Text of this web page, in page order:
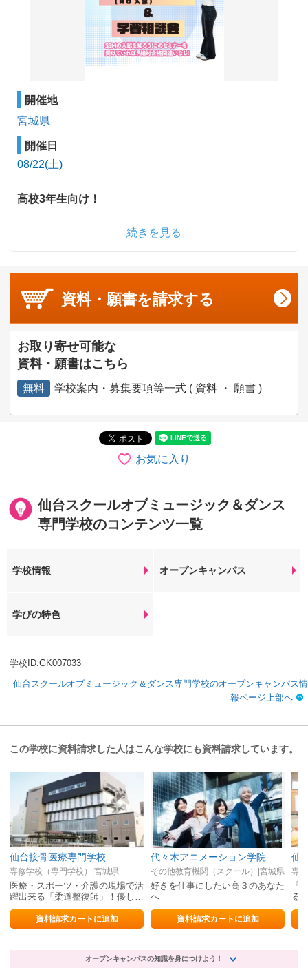
開催地
宮城県
開催日
08/22(土)
高校3年生向け！
続きを見る
資料・願書を請求する
お取り寄せ可能な
資料・願書はこちら
無料 学校案内・募集要項等一式 ( 資料 ・ 願書 )
お気に入り
仙台スクールオブミュージック＆ダンス
専門学校のコンテンツ一覧
学校情報 オープンキャンパス
学びの特色
学校ID.GK007033
仙台スクールオブミュージック＆ダンス専門学校のオープンキャンパス情
報ページ上部へ
この学校に資料請求した人はこんな学校にも資料請求しています。
仙台接骨医療専門学校
専修学校（専門学校）|宮城県
医療・スポーツ・介護の現場で活
躍出来る「柔道整復師」！優しい
「心」、確かな「技術」で夢を叶
える！資料請求カートに追加
その他教育機関（スクール）|宮城県
好きを仕事にしたい高３のあなた
へ
資料請求カートに追加
専
「
る
オープンキャンパスの知識を身につけよう！